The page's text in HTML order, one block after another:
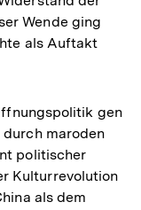
Wende ging
als Auftakt
gen
maroden
politischer
Kulturrevolution
als dem